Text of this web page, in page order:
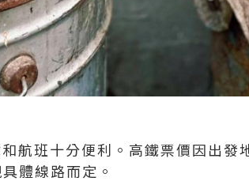
航班十分便利。高鐵票價因出發
體線路而定。